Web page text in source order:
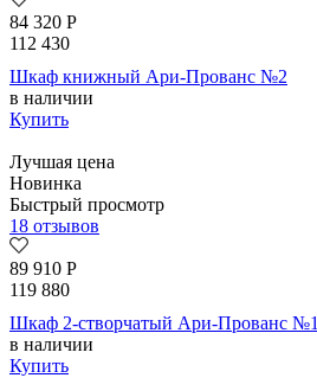
84 320 Р
112 430
Шкаф книжный Ари-Прованс №2
в наличии
Купить
Лучшая цена
Новинка
Быстрый просмотр
18 отзывов
89 910 Р
119 880
Шкаф 2-створчатый Ари-Прованс №1
в наличии
Купить